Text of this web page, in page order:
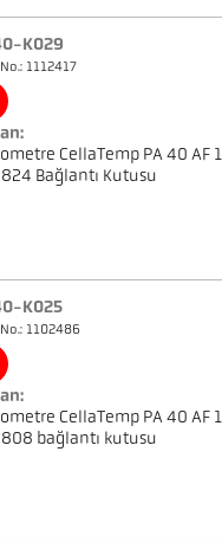
K029
1112417
CellaTemp PA 40 AF
824 Bağlantı Kutusu
K025
1102486
CellaTemp PA 40 AF
808 bağlantı kutusu